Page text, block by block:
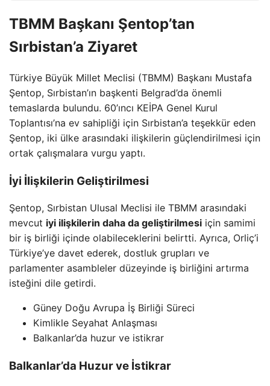
TBMM Başkanı Şentop’tan
Sırbistan’a Ziyaret
Türkiye Büyük Millet Meclisi (TBMM) Başkanı Mustafa
Şentop, Sırbistan’ın başkenti Belgrad’da önemli
temaslarda bulundu. 60’ıncı KEİPA Genel Kurul
Toplantısı’na ev sahipliği için Sırbistan’a teşekkür eden
Şentop, iki ülke arasındaki ilişkilerin güçlendirilmesi için
ortak çalışmalara vurgu yaptı.
İyi İlişkilerin Geliştirilmesi
Şentop, Sırbistan Ulusal Meclisi ile TBMM arasındaki
mevcut iyi ilişkilerin daha da geliştirilmesi için samimi
bir iş birliği içinde olabileceklerini belirtti. Ayrıca, Orliç’i
Türkiye’ye davet ederek, dostluk grupları ve
parlamenter asambleler düzeyinde iş birliğini artırma
isteğini dile getirdi.
Güney Doğu Avrupa İş Birliği Süreci
Kimlikle Seyahat Anlaşması
Balkanlar’da huzur ve istikrar
Balkanlar’da Huzur ve İstikrar